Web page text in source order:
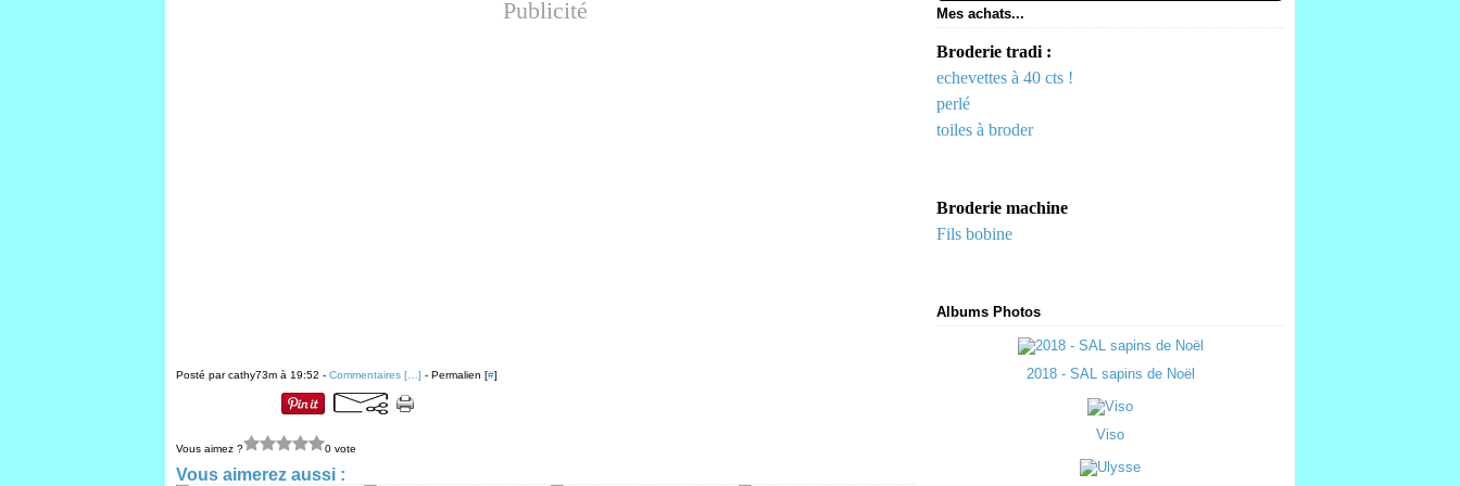
Publicité
Posté par cathy73m à 19:52 - Commentaires [ ] - Permalien [#]
Vous aimez ? 0 vote
Vous aimerez aussi :
Mes achats...
Broderie tradi :
echevettes à 40 cts !
perlé
toiles à broder
Broderie machine
Fils bobine
Albums Photos
2018 - SAL sapins de Noël
Viso